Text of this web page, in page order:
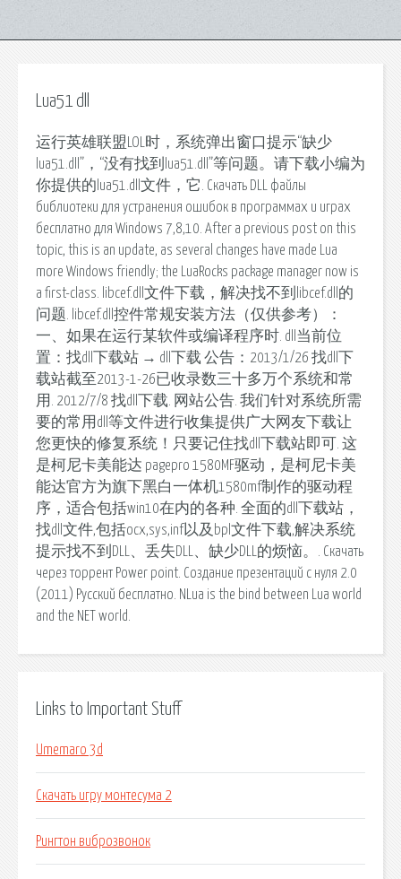
Lua51 dll
运行英雄联盟LOL时，系统弹出窗口提示“缺少
lua51.dll”，“没有找到lua51.dll”等问题。请下载小编为
你提供的lua51.dll文件，它. Скачать DLL файлы
библиотеки для устранения ошибок в программах и играх
бесплатно для Windows 7,8,10. After a previous post on this
topic, this is an update, as several changes have made Lua
more Windows friendly; the LuaRocks package manager now is
a first-class. libcef.dll文件下载，解决找不到libcef.dll的
问题. libcef.dll控件常规安装方法（仅供参考）：
一、如果在运行某软件或编译程序时. dll当前位
置：找dll下载站 → dll下载 公告：2013/1/26 找dll下
载站截至2013-1-26已收录数三十多万个系统和常
用. 2012/7/8 找dll下载. 网站公告. 我们针对系统所需
要的常用dll等文件进行收集提供广大网友下载让
您更快的修复系统！只要记住找dll下载站即可. 这
是柯尼卡美能达 pagepro 1580MF驱动，是柯尼卡美
能达官方为旗下黑白一体机1580mf制作的驱动程
序，适合包括win10在内的各种. 全面的dll下载站，
找dll文件,包括ocx,sys,inf以及bpl文件下载,解决系统
提示找不到DLL、丢失DLL、缺少DLL的烦恼。. Скачать
через торрент Power point. Создание презентаций с нуля 2.0
(2011) Русский бесплатно. NLua is the bind between Lua world
and the NET world.
Links to Important Stuff
Umemaro 3d
Скачать игру монтесума 2
Рингтон виброзвонок